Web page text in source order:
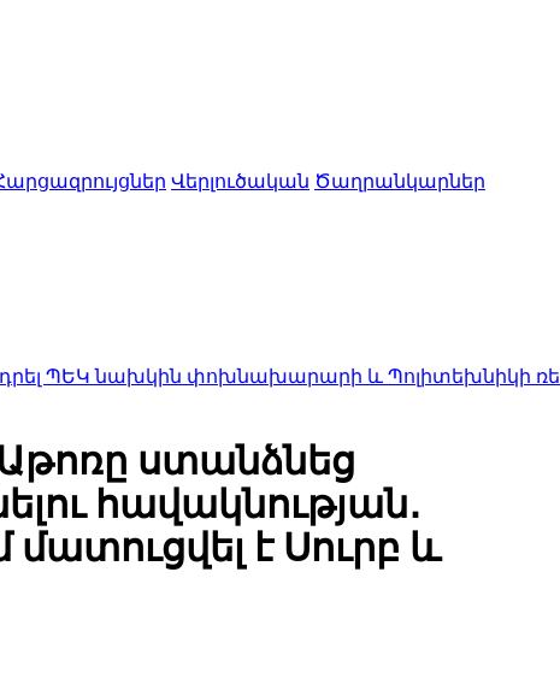
Վերլուծական Ծաղրանկարներ
փոխնախարարի և Պոլիտեխնիկի ռեկտորի հետ
ստանձնեց
հավակնության․
է Սուրբ և